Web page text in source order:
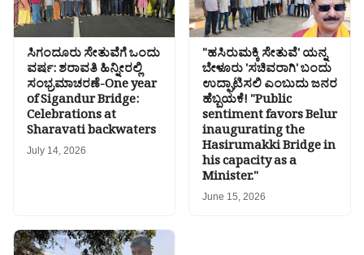
ಸಿಗಂದೂರು ಸೇತುವೆಗೆ ಒಂದು
ವರ್ಷ: ಶರಾವತಿ ಹಿನ್ನೀರಲ್ಲಿ
ಸಂಭ್ರಮಾಚರಣೆ-One year
of Sigandur Bridge:
Celebrations at
Sharavati backwaters
July 14, 2026
"ಹಸಿರುಮಕ್ಕಿ ಸೇತುವೆ' ಯನ್ನ
ಬೇಳೂರು 'ಸಚಿವರಾಗಿ' ಬಂದು
ಉದ್ಘಾಟಿಸಲಿ ಎಂಬುದು ಜನರ
ಹೆಬ್ಬಯಕೆ! "Public
sentiment favors Belur
inaugurating the
Hasirumakki Bridge in
his capacity as a
Minister."
June 15, 2026